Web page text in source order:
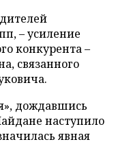
– усиление
конкурента –
связанного
дождавшись
наступило
явная